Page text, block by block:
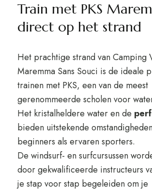
Train met PKS
direct op het strand
Het prachtige strand van Camping
Maremma Sans Souci is de ideale
trainen met PKS, een van de meest
gerenommeerde scholen voor
Het kristalheldere water en de
bieden uitstekende
beginners als ervaren sporters.
De windsurf- en surfcursussen
door gekwalificeerde instructeurs
je stap voor stap begeleiden om je